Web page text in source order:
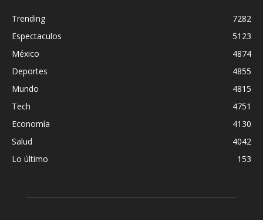
Trending
7282
Espectaculos
5123
México
4874
Deportes
4855
Mundo
4815
Tech
4751
Economía
4130
Salud
4042
Lo último
153